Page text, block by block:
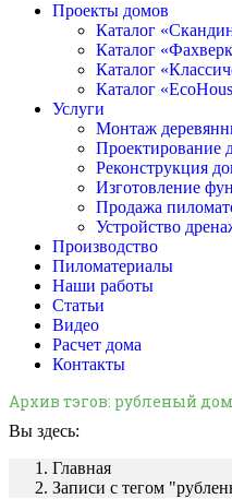
Проекты домов
Каталог
Каталог
Каталог
Каталог
Услуги
Монтаж
Проектирование
Реконструкция
Изготовление
Продажа
Устройство
Производство
Пиломатериалы
Наши работы
Статьи
Видео
Расчет дома
Контакты
Архив тэгов: рубленый дом
Вы здесь:
Главная
Записи с тегом